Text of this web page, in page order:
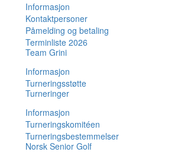
Informasjon
Kontaktpersoner
Påmelding og betaling
Terminliste 2026
Team Grini
Informasjon
Turneringsstøtte
Turneringer
Informasjon
Turneringskomitéen
Turneringsbestemmelser
Norsk Senior Golf